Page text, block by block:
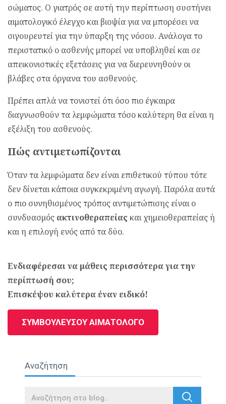
σώματος. Ο γιατρός σε αυτή την περίπτωση συστήνει
αιματολογικό έλεγχο και βιοψία για να μπορέσει να
σιγουρευτεί για την ύπαρξη της νόσου. Ανάλογα το
περιστατικό ο ασθενής μπορεί να υποβληθεί και σε
απεικονιστικές εξετάσεις για να διερευνηθούν οι
βλάβες στα όργανα του ασθενούς.
Πρέπει απλά να τονιστεί ότι όσο πιο έγκαιρα
διαγνωσθούν τα λεμφώματα τόσο καλύτερη θα είναι η
εξέλιξη του ασθενούς.
Πώς αντιμετωπίζονται
Όταν τα λεμφώματα δεν είναι επιθετικού τύπου τότε
δεν δίνεται κάποια συγκεκριμένη αγωγή. Παρόλα αυτά
ο πιο συνηθισμένος τρόπος αντιμετώπισης είναι ο
συνδυασμός ακτινοθεραπείας και χημειοθεραπείας ή
και η επιλογή ενός από τα δύο.
Ενδιαφέρεσαι να μάθεις περισσότερα για την
περίπτωσή σου;
Επισκέψου καλύτερα έναν ειδικό!
ΣΥΜΒΟΥΛΕΥΣΟΥ ΑΙΜΑΤΟΛΟΓΟ
Αναζήτηση
Search